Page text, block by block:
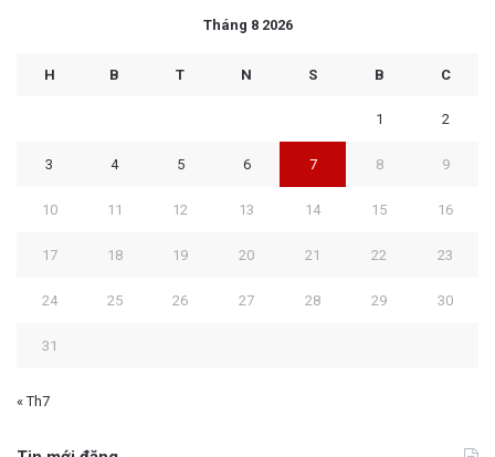
Tháng 8 2026
H B T N S B C
1 2
3 4 5 6 7 8 9
10 11 12 13 14 15 16
17 18 19 20 21 22 23
24 25 26 27 28 29 30
31
« Th7